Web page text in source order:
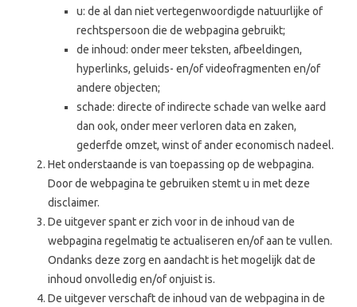
u: de al dan niet vertegenwoordigde natuurlijke of
rechtspersoon die de webpagina gebruikt;
de inhoud: onder meer teksten, afbeeldingen,
hyperlinks, geluids- en/of videofragmenten en/of
andere objecten;
schade: directe of indirecte schade van welke aard
dan ook, onder meer verloren data en zaken,
gederfde omzet, winst of ander economisch nadeel.
Het onderstaande is van toepassing op de webpagina.
Door de webpagina te gebruiken stemt u in met deze
disclaimer.
De uitgever spant er zich voor in de inhoud van de
webpagina regelmatig te actualiseren en/of aan te vullen.
Ondanks deze zorg en aandacht is het mogelijk dat de
inhoud onvolledig en/of onjuist is.
De uitgever verschaft de inhoud van de webpagina in de